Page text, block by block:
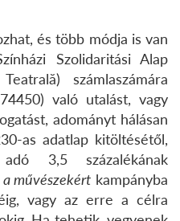
és több módja is van
Szolidaritási Alap
számlaszámára
való utalást, vagy
adományt hálásan
as adatlap kitöltésétől,
3,5 százalékának
művészekért kampányba
vagy az erre a célra